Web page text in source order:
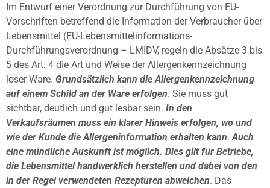
Im Entwurf einer Verordnung zur Durchführung von EU-
Vorschriften betreffend die Information der Verbraucher über
Lebensmittel (EU-Lebensmittelinformations-
Durchführungsverordnung – LMIDV, regeln die Absätze 3 bis
5 des Art. 4 die Art und Weise der Allergenkennzeichnung
loser Ware. Grundsätzlich kann die Allergenkennzeichnung
auf einem Schild an der Ware erfolgen. Sie muss gut
sichtbar, deutlich und gut lesbar sein. In den
Verkaufsräumen muss ein klarer Hinweis erfolgen, wo und
wie der Kunde die Allergeninformation erhalten kann.Auch
eine mündliche Auskunft ist möglich. Dies gilt für Betriebe,
die Lebensmittel handwerklich herstellen und dabei von den
in der Regel verwendeten Rezepturen abweichen. Das